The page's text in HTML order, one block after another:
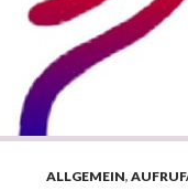
ALLGEMEIN,